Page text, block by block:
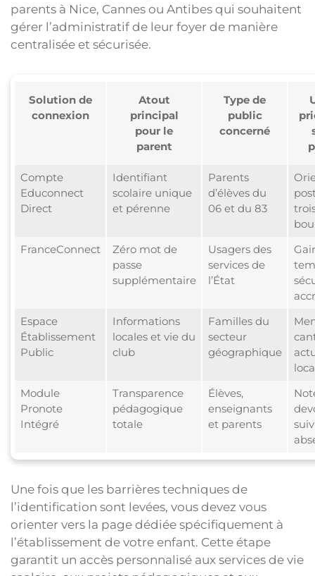
parents à Nice, Cannes ou Antibes qui souhaitent
gérer l’administratif de leur foyer de manière
centralisée et sécurisée.
Solution de
connexion
Atout
principal
pour le
parent
Type de
public
concerné
Compte
Educonnect
Direct
Identifiant
scolaire unique
et pérenne
Parents
d’élèves du
06 et du 83
FranceConnect
Zéro mot de
passe
supplémentaire
Usagers des
services de
l’État
Espace
Établissement
Public
Informations
locales et vie du
club
Familles du
secteur
géographique
Module
Pronote
Intégré
Transparence
pédagogique
totale
Élèves,
enseignants
et parents
Une fois que les barrières techniques de
l’identification sont levées, vous devez vous
orienter vers la page dédiée spécifiquement à
l’établissement de votre enfant. Cette étape
garantit un accès personnalisé aux services de vie